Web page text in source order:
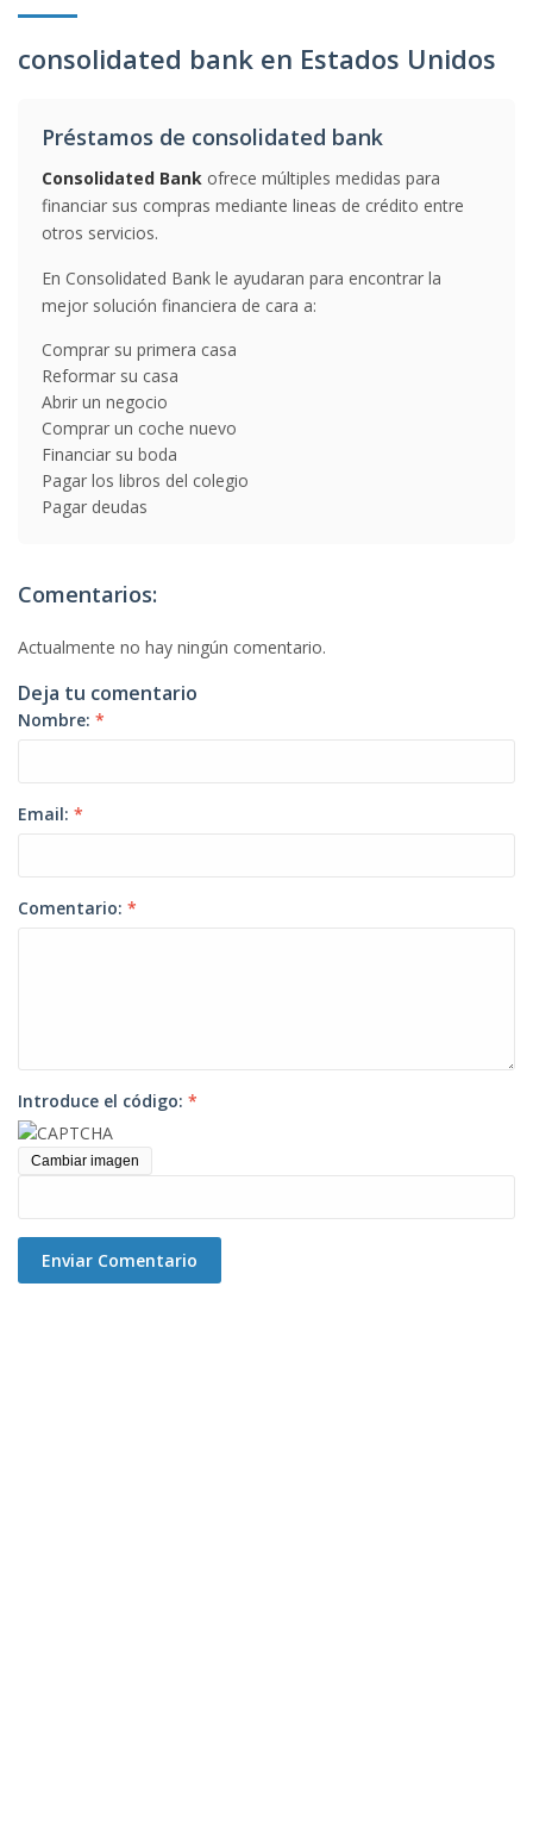
consolidated bank en Estados Unidos
Préstamos de consolidated bank
Consolidated Bank ofrece múltiples medidas para
financiar sus compras mediante lineas de crédito entre
otros servicios.
En Consolidated Bank le ayudaran para encontrar la
mejor solución financiera de cara a:
Comprar su primera casa
Reformar su casa
Abrir un negocio
Comprar un coche nuevo
Financiar su boda
Pagar los libros del colegio
Pagar deudas
Comentarios:
Actualmente no hay ningún comentario.
Deja tu comentario
Nombre: *
Email: *
Comentario: *
Introduce el código: *
Cambiar imagen
Enviar Comentario